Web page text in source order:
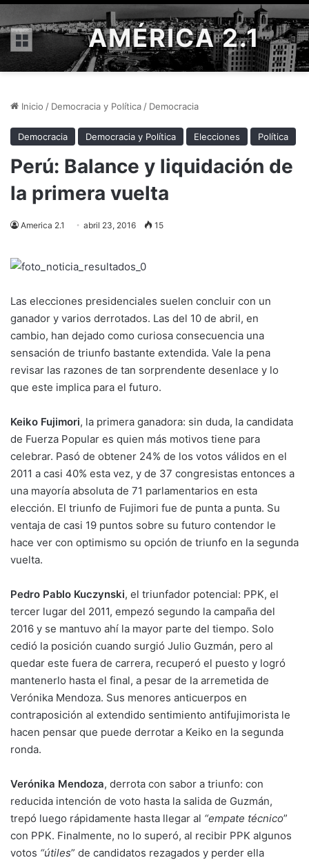
Menú AMÉRICA 2.1
Inicio / Democracia y Política / Democracia
Democracia Democracia y Política Elecciones Política
Perú: Balance y liquidación de
la primera vuelta
America 2.1 abril 23, 2016 15
Las elecciones presidenciales suelen concluir con un
ganador y varios derrotados. Las del 10 de abril, en
cambio, han dejado como curiosa consecuencia una
sensación de triunfo bastante extendida. Vale la pena
revisar las razones de tan sorprendente desenlace y lo
que este implica para el futuro.
Keiko Fujimori, la primera ganadora: sin duda, la candidata
de Fuerza Popular es quien más motivos tiene para
celebrar. Pasó de obtener 24% de los votos válidos en el
2011 a casi 40% esta vez, y de 37 congresistas entonces a
una mayoría absoluta de 71 parlamentarios en esta
elección. El triunfo de Fujimori fue de punta a punta. Su
ventaja de casi 19 puntos sobre su futuro contendor le
hace ver con optimismo su opción de triunfo en la segunda
vuelta.
Pedro Pablo Kuczynski, el triunfador potencial: PPK, el
tercer lugar del 2011, empezó segundo la campaña del
2016 y se mantuvo ahí la mayor parte del tiempo. Solo
cedió la posición cuando surgió Julio Guzmán, pero al
quedar este fuera de carrera, recuperó el puesto y logró
mantenerlo hasta el final, a pesar de la arremetida de
Verónika Mendoza. Sus menores anticuerpos en
contraposición al extendido sentimiento antifujimorista le
hacen pensar que puede derrotar a Keiko en la segunda
ronda.
Verónika Mendoza, derrota con sabor a triunfo: con
reducida intención de voto hasta la salida de Guzmán,
trepó luego rápidamente hasta llegar al “empate técnico”
con PPK. Finalmente, no lo superó, al recibir PPK algunos
votos “útiles” de candidatos rezagados y perder ella